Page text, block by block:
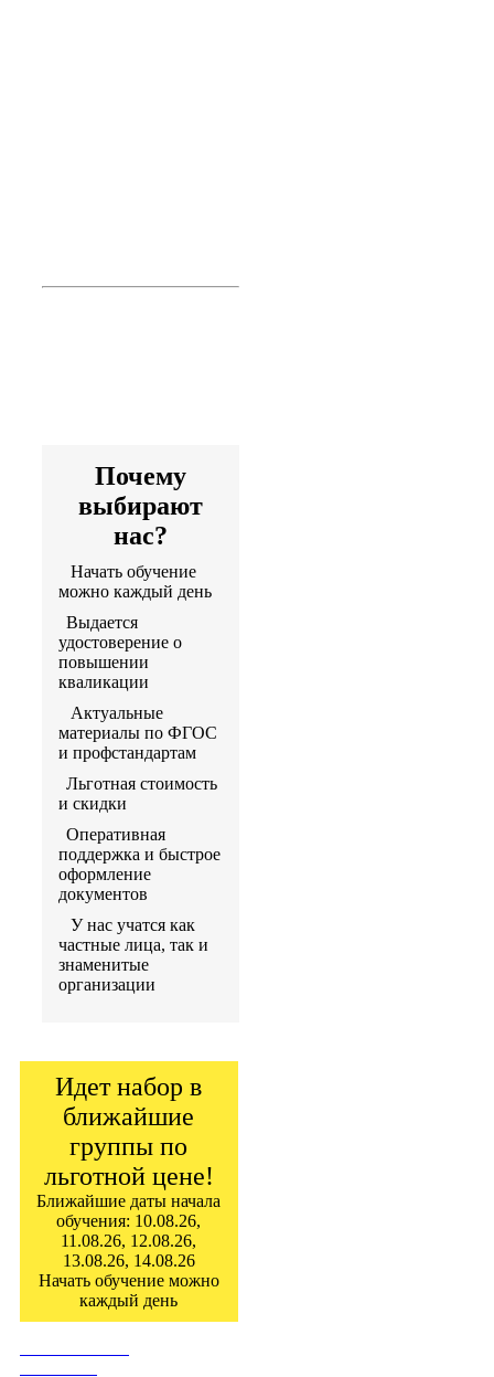
Почему
выбирают
нас?
Начать обучение
можно каждый день
Выдается
удостоверение о
повышении
кваликации
Актуальные
материалы по ФГОС
и профстандартам
Льготная стоимость
и скидки
Оперативная
поддержка и быстрое
оформление
документов
У нас учатся как
частные лица, так и
знаменитые
организации
Идет набор в
ближайшие
группы по
льготной цене!
Ближайшие даты начала
обучения: 10.08.26,
11.08.26, 12.08.26,
13.08.26, 14.08.26
Начать обучение можно
каждый день